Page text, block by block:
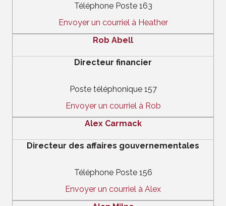
Téléphone Poste 163
Envoyer un courriel à Heather
Rob Abell
Directeur financier
Poste téléphonique 157
Envoyer un courriel à Rob
Alex Carmack
Directeur des affaires gouvernementales
Téléphone Poste 156
Envoyer un courriel à Alex